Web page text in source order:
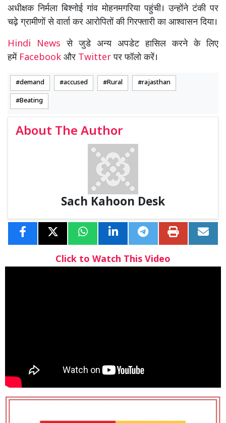
अधीक्षक निर्मला बिश्नोई गांव मोहनमगरिया पहुंची। उन्होंने टंकी पर
चढ़े ग्रामीणों से वार्ता कर आरोपितों की गिरफ्तारी का आश्वासन दिया।
Hindi Newsसे जुडे अन्य अपडेट हासिल करने के लिए
हमें Facebook और Twitterपर फॉलो करें।
demand accused Rural rajasthan
Beating
About The Author
Sach Kahoon Desk
Click to Watch This Video